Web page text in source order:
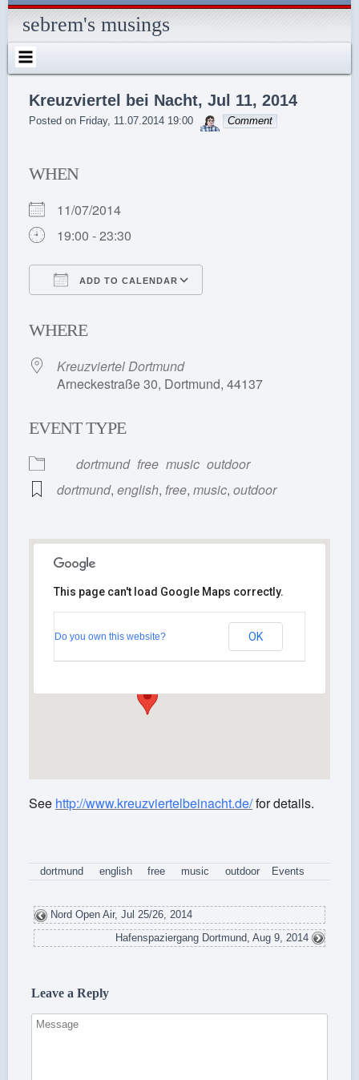
Skip
sebrem's musings
Kreuzviertel bei Nacht, Jul 11, 2014
Posted on Friday, 11.07.2014 19:00 sebrem
Comment
WHEN
11/07/2014
19:00 - 23:30
ADD TO CALENDAR
WHERE
Kreuzviertel Dortmund
Arneckestraße 30, Dortmund, 44137
EVENT TYPE
dortmund free music outdoor
dortmund, english, free, music, outdoor
Arneckestraße 30 -
View Events
This page can't load Google Maps correctly.
Do you own this website? OK
See http://www.kreuzviertelbeinacht.de/for details.
dortmund english free music outdoor Events
Nord Open Air, Jul 25/26, 2014
Hafenspaziergang Dortmund, Aug 9, 2014
Leave a Reply